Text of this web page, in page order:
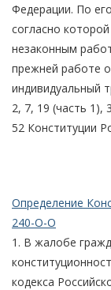
Федерации. По
согласно
незаконным
прежней работе
индивидуальный
2, 7, 19 (часть 1),
52 Конституции
Определение
240-О-О
1. В жалобе
кодекса